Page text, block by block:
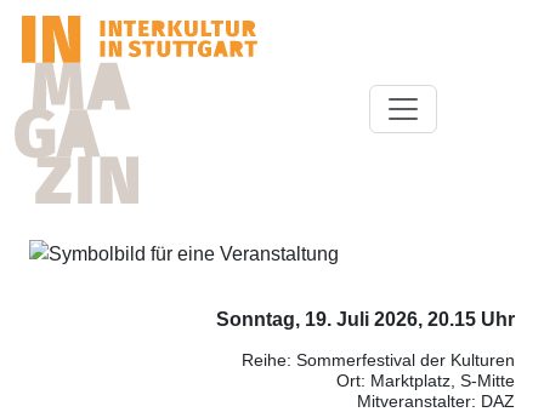
Sonntag, 19. Juli 2026, 20.15 Uhr
Reihe: Sommerfestival der Kulturen
Ort: Marktplatz, S-Mitte
Mitveranstalter: DAZ